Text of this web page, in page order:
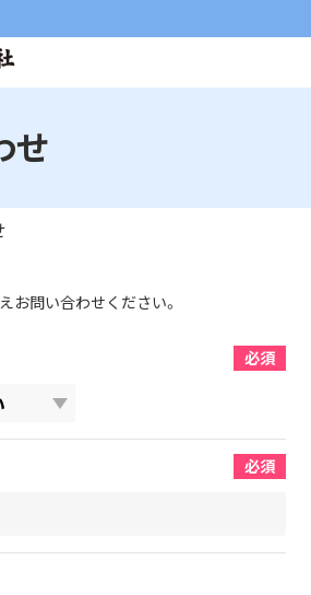
せ
お問い合わせください。
必須
必須